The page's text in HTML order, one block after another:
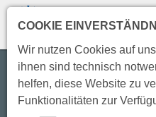
Wir wollen eine Schule leben,
die offen, freundlich,
und partnerschaftlich ist.
COOKIE
Wir nutzen Cookies auf
ihnen sind technisch
helfen, diese Website zu
Funktionalitäten zur